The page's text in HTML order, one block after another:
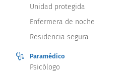
Unidad protegida
Enfermera de noche
Residencia segura
Paramédico
Psicólogo